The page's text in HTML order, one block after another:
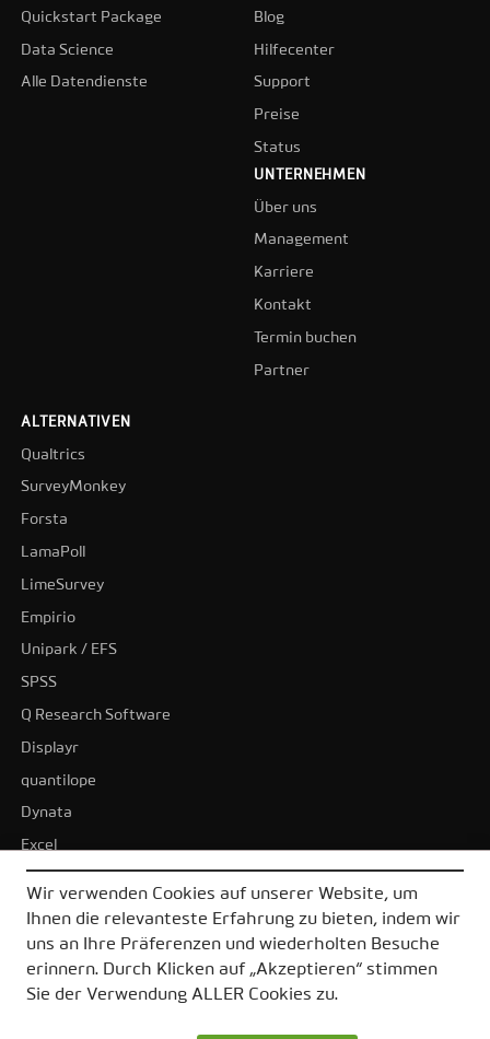
Quickstart Package
Data Science
Alle Datendienste
Blog
Hilfecenter
Support
Preise
Status
UNTERNEHMEN
Über uns
Management
Karriere
Kontakt
Termin buchen
Partner
ALTERNATIVEN
Qualtrics
SurveyMonkey
Forsta
LamaPoll
LimeSurvey
Empirio
Unipark / EFS
SPSS
Q Research Software
Displayr
quantilope
Dynata
Excel
Tableau
Power BI
Alle Alternativen
Wir verwenden Cookies auf unserer Website, um
Ihnen die relevanteste Erfahrung zu bieten, indem wir
uns an Ihre Präferenzen und wiederholten Besuche
erinnern. Durch Klicken auf „Akzeptieren“ stimmen
Sie der Verwendung ALLER Cookies zu.